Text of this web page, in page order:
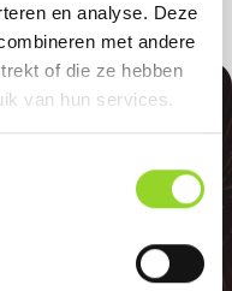
en analyse. Deze
met andere
of die ze hebben
van hun services.